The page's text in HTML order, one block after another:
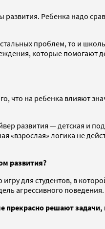
Ребенка надо
проблем, то и
которые помогают
что на ребенка влияют
развития — детская и
логика не
развития?
для студентов, в
агрессивного поведения.
прекрасно решают задачи,